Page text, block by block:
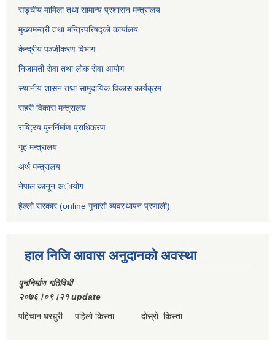
सङ्घीय मामिला तथा सामान्य प्रशासन मन्त्रालय
मुख्यमन्त्री तथा मन्त्रिपरिषद्को कार्यालय
केन्द्रीय पञ्जीकरण विभाग
निजामती सेवा तथा लोक सेवा आयोग
स्थानीय शासन तथा सामुदायिक विकास कार्यक्रम
सहरी विकास मन्त्रालय
राष्ट्रिय पुनर्निर्माण प्राधिकरण
गृह मन्त्रालय
अर्थ मन्त्रालय
नेपाल कानून अायोग
हेल्लो सरकार (online गुनासो ब्यवस्थापन प्रणाली)
हाल निजि आवास अनुदानकाे अवस्था
पुननिर्माण गतिविधी
२०७६।०९।२१ update
पहिचान घरधुरी पहिलाे किस्ता दाेस्राे किस्ता